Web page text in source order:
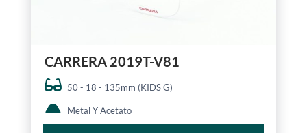
CARRERA 2019T-V81
50 - 18 - 135mm (KIDS G)
Metal Y Acetato